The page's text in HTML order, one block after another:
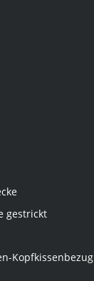
gestrickt
Kopfkissenbezug